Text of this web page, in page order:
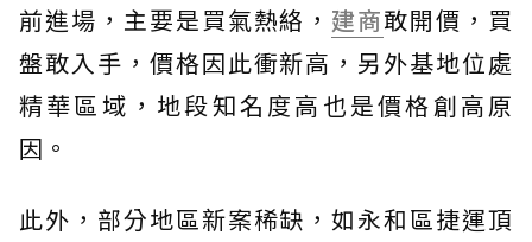
前進場，主要是買氣熱絡， 建商敢開價，買
盤敢入手，價格因此衝新高，另外基地位處
精華區域，地段知名度高也是價格創高原
因。
此外，部分地區新案稀缺，如永和區捷運頂